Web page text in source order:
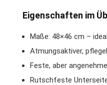
Eigenschaften im
Maße: 48×46 cm –
Atmungsaktiver,
Feste, aber
Rutschfeste